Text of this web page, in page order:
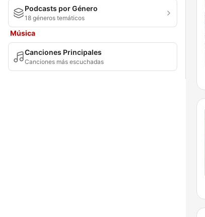
Podcasts por Género
18 géneros temáticos
Música
Canciones Principales
Canciones más escuchadas